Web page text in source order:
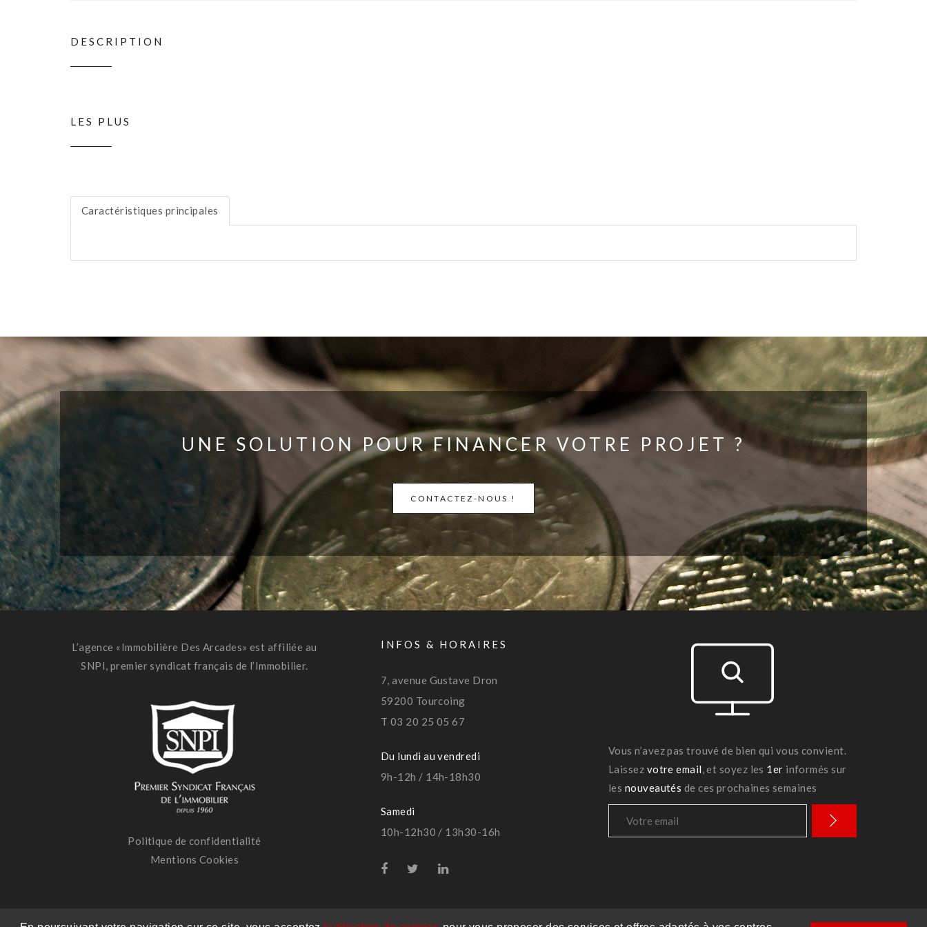
DESCRIPTION
LES PLUS
Caractéristiques principales
UNE SOLUTION POUR FINANCER VOTRE PROJET ?
CONTACTEZ-NOUS !
L’agence «Immobilière Des Arcades» est affiliée au
SNPI, premier syndicat français de l’Immobilier.
Politique de confidentialité
Mentions Cookies
INFOS & HORAIRES
7, avenue Gustave Dron
59200 Tourcoing
T 03 20 25 05 67
Du lundi au vendredi
9h-12h / 14h-18h30
Samedi
10h-12h30 / 13h30-16h
Vous n’avez pas trouvé de bien qui vous convient.
Laissez votre email, et soyez les 1er informés sur
les nouveautés de ces prochaines semaines